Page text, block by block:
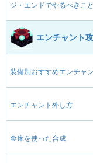
ジ・エンドでやるべきこと
エンチャント
装備別おすすめエンチャ
エンチャント外し方
金床を使った合成